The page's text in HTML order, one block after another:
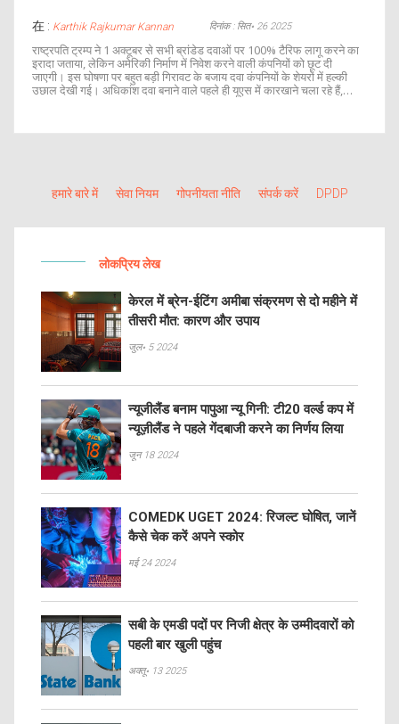
在 : Karthik Rajkumar Kannan दिनांक : सित॰ 26 2025
राष्ट्रपति ट्रम्प ने 1 अक्टूबर से सभी ब्रांडेड दवाओं पर 100% टैरिफ लागू करने का
इरादा जताया, लेकिन अमेरिकी निर्माण में निवेश करने वाली कंपनियों को छूट दी
जाएगी। इस घोषणा पर बहुत बड़ी गिरावट के बजाय दवा कंपनियों के शेयरों में हल्की
उछाल देखी गई। अधिकांश दवा बनाने वाले पहले ही यूएस में कारखाने चला रहे हैं,
हमारे बारे में सेवा नियम गोपनीयता नीति संपर्क करें DPDP
लोकप्रिय लेख
केरल में ब्रेन-ईटिंग अमीबा संक्रमण से दो महीने में
तीसरी मौत: कारण और उपाय
जुल॰ 5 2024
न्यूजीलैंड बनाम पापुआ न्यू गिनी: टी20 वर्ल्ड कप में
न्यूज़ीलैंड ने पहले गेंदबाजी करने का निर्णय लिया
जून 18 2024
COMEDK UGET 2024: रिजल्ट घोषित, जानें
कैसे चेक करें अपने स्कोर
मई 24 2024
सबी के एमडी पदों पर निजी क्षेत्र के उम्मीदवारों को
पहली बार खुली पहुंच
अक्तू॰ 13 2025